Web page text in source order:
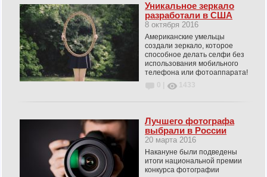
Уникальное зеркало
разработали в США
8 октября 2016
Американские умельцы
создали зеркало, которое
способное делать селфи без
использования мобильного
телефона или фотоаппарата!
Лучшего фотографа
выбрали в России
20 марта 2016
Накануне были подведены
итоги национальной премии
конкурса фотографии